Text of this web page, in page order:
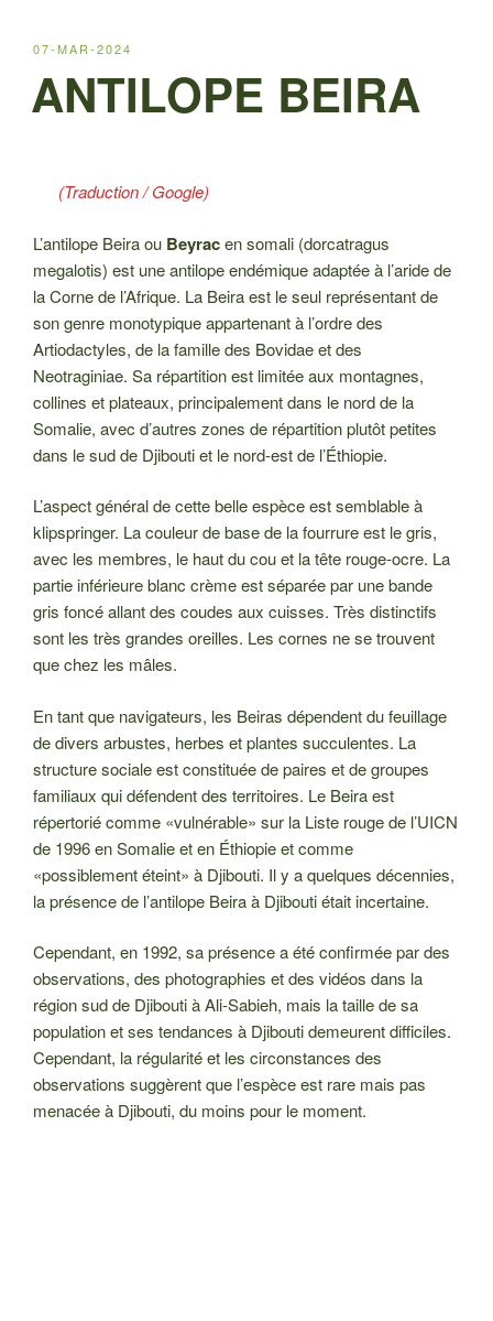
PUBLIÉ
07-MAR-2024
ANTILOPE BEIRA
(Traduction / Google)
L’antilope Beira ou Beyracen somali (dorcatragus
megalotis) est une antilope endémique adaptée à l’aride de
la Corne de l’Afrique. La Beira est le seul représentant de
son genre monotypique appartenant à l’ordre des
Artiodactyles, de la famille des Bovidae et des
Neotraginiae. Sa répartition est limitée aux montagnes,
collines et plateaux, principalement dans le nord de la
Somalie, avec d’autres zones de répartition plutôt petites
dans le sud de Djibouti et le nord-est de l’Éthiopie.
L’aspect général de cette belle espèce est semblable à
klipspringer. La couleur de base de la fourrure est le gris,
avec les membres, le haut du cou et la tête rouge-ocre. La
partie inférieure blanc crème est séparée par une bande
gris foncé allant des coudes aux cuisses. Très distinctifs
sont les très grandes oreilles. Les cornes ne se trouvent
que chez les mâles.
En tant que navigateurs, les Beiras dépendent du feuillage
de divers arbustes, herbes et plantes succulentes. La
structure sociale est constituée de paires et de groupes
familiaux qui défendent des territoires. Le Beira est
répertorié comme «vulnérable» sur la Liste rouge de l’UICN
de 1996 en Somalie et en Éthiopie et comme
«possiblement éteint» à Djibouti. Il y a quelques décennies,
la présence de l’antilope Beira à Djibouti était incertaine.
Cependant, en 1992, sa présence a été confirmée par des
observations, des photographies et des vidéos dans la
région sud de Djibouti à Ali-Sabieh, mais la taille de sa
population et ses tendances à Djibouti demeurent difficiles.
Cependant, la régularité et les circonstances des
observations suggèrent que l’espèce est rare mais pas
menacée à Djibouti, du moins pour le moment.